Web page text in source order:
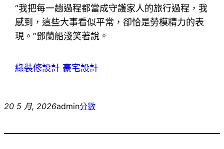
“我把每一趟過程都當成守護家人的旅行過程，我
感到，這些大事看似平常，卻恰是勞模精力的表
現。”鄧蘭船淺笑著說。
綠裝修設計 豪宅設計
20 5 月, 2026admin分數